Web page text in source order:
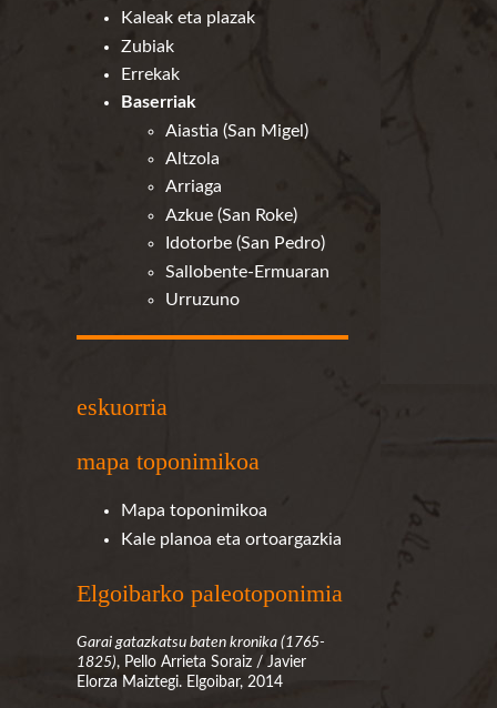
Kaleak eta plazak
Zubiak
Errekak
Baserriak
Aiastia (San Migel)
Altzola
Arriaga
Azkue (San Roke)
Idotorbe (San Pedro)
Sallobente-Ermuaran
Urruzuno
eskuorria
mapa toponimikoa
Mapa toponimikoa
Kale planoa eta ortoargazkia
Elgoibarko paleotoponimia
Garai gatazkatsu baten kronika (1765-
1825), Pello Arrieta Soraiz / Javier
Elorza Maiztegi. Elgoibar, 2014